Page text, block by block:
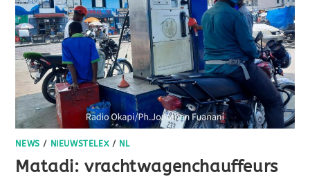
NEWS / NIEUWSTELEX/ NL
Matadi: vrachtwagenchauffeurs